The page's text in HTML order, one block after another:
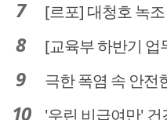
[르포] 대청호 녹조 시작점
[교육부 하반기 업무계획] 국가인재위원
극한 폭염 속 안전
'우린 비급여만' 건강보험